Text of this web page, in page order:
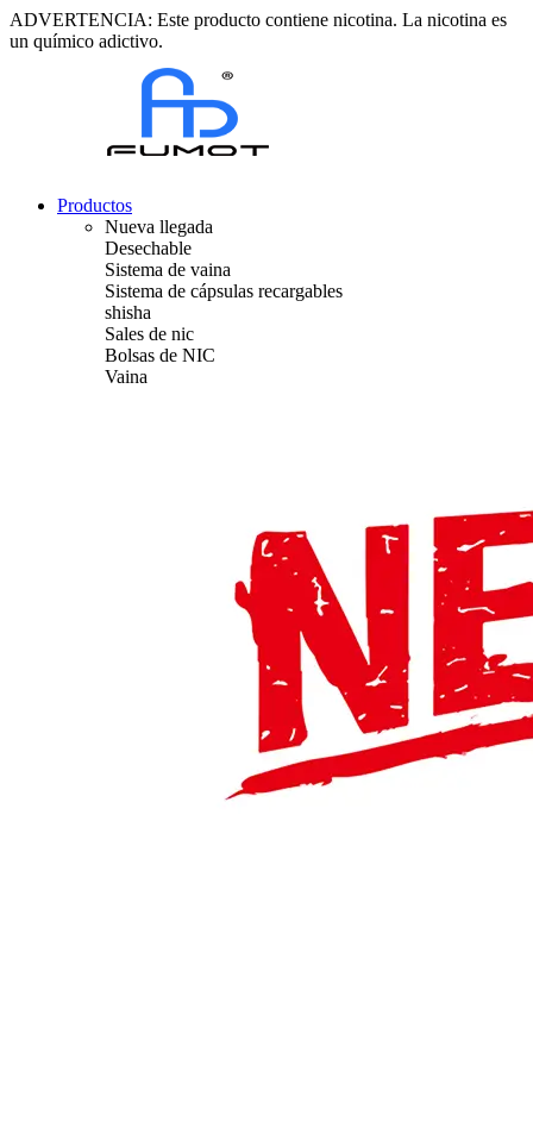
ADVERTENCIA: Este producto contiene nicotina. La nicotina es
un químico adictivo.
Productos
Nueva llegada
Desechable
Sistema de vaina
Sistema de cápsulas recargables
shisha
Sales de nic
Bolsas de NIC
Vaina